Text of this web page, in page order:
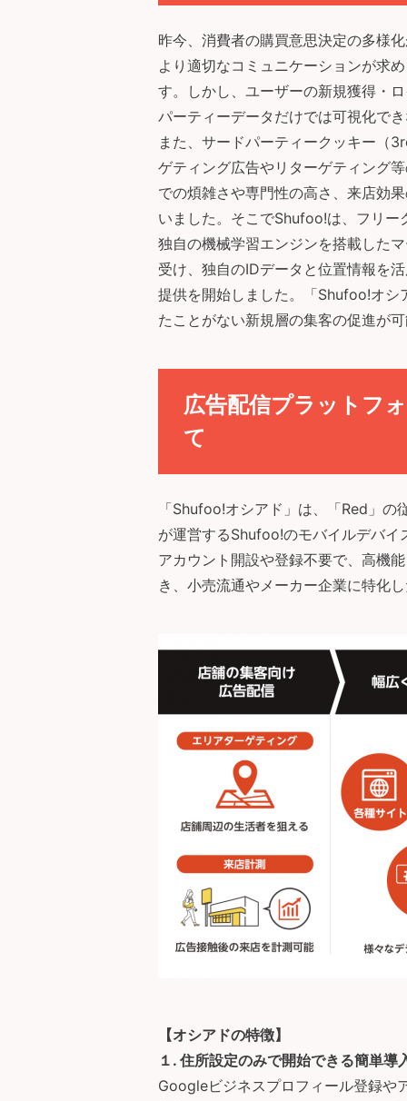
昨今、消費者の購買意思決定の多様
より適切なコミュニケーションが求
す。しかし、ユーザーの新規獲得・
パーティーデータだけでは可視化で
また、サードパーティークッキー（
ゲティング広告やリターゲティング
での煩雑さや専門性の高さ、来店効
いました。そこでShufoo!は、フリ
独自の機械学習エンジンを搭載した
受け、独自のIDデータと位置情報を
提供を開始しました。「Shufoo!オシ
たことがない新規層の集客の促進が
広告配信プラットフ
て
「Shufoo!オシアド」は、「Red」
が運営するShufoo!のモバイルデバ
アカウント開設や登録不要で、高機
き、小売流通やメーカー企業に特化
【オシアドの特徴】
１. 住所設定のみで開始できる簡単導
Googleビジネスプロフィール登録や